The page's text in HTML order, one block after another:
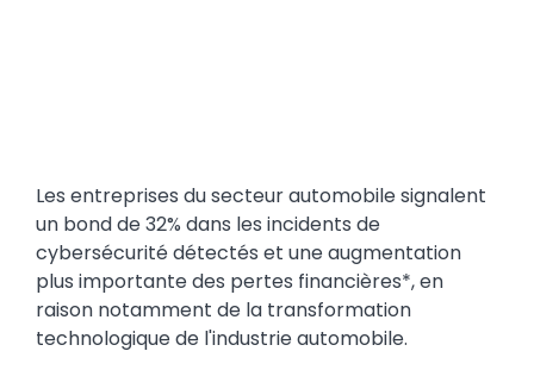
Text
Les entreprises du secteur automobile signalent
un bond de 32% dans les incidents de
cybersécurité détectés et une augmentation
plus importante des pertes financières*, en
raison notamment de la transformation
technologique de l'industrie automobile.